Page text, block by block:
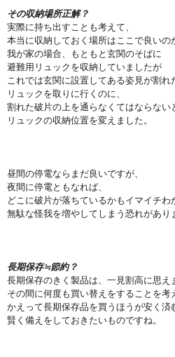
その収納場所正解？
実際に持ち出すことも考えて、
本当に収納しておく場所はここで良いの
我が家の場合、もともと玄関のそばに
避難用リュックを収納していましたが
これでは玄関に設置してある姿見が割れ
リュックを取りに行くのに、
割れた破片の上を通らなくてはならない
リュックの収納位置を変えました。
昼間の停電ならまだ良いですが、
夜間に停電ともなれば、
どこに破片が落ちているかもイマイチわ
無駄な怪我を増やしてしまう恐れがあり
長期保存≒節約？
長期保存のきく製品は、一見割高に思え
その間に何度も買い替えをすることを考
かえって長期保存品を買うほうが安く済
賢く備えをしておきたいものですね。